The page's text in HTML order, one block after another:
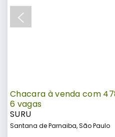
Chacara à venda com
6 vagas
SURU
Santana de Parnaiba, São Paulo